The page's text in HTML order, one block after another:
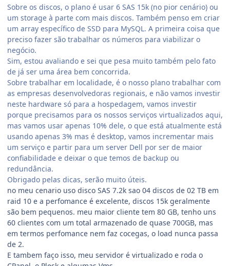
Sobre os discos, o plano é usar 6 SAS 15k (no pior cenário) ou
um storage à parte com mais discos. Também penso em criar
um array específico de SSD para MySQL. A primeira coisa que
preciso fazer são trabalhar os números para viabilizar o
negócio.
Sim, estou avaliando e sei que pesa muito também pelo fato
de já ser uma área bem concorrida.
Sobre trabalhar em localidade, é o nosso plano trabalhar com
as empresas desenvolvedoras regionais, e não vamos investir
neste hardware só para a hospedagem, vamos investir
porque precisamos para os nossos serviços virtualizados aqui,
mas vamos usar apenas 10% dele, o que está atualmente está
usando apenas 3% mas é desktop, vamos incrementar mais
um serviço e partir para um server Dell por ser de maior
confiabilidade e deixar o que temos de backup ou
redundância.
Obrigado pelas dicas, serão muito úteis.
no meu cenario uso disco SAS 7.2k sao 04 discos de 02 TB em
raid 10 e a perfomance é excelente, discos 15k geralmente
são bem pequenos. meu maior cliente tem 80 GB, tenho uns
60 clientes com um total armazenado de quase 700GB, mas
em termos perfomance nem faz cocegas, o load nunca passa
de 2.
E tambem faço isso, meu servidor é virtualizado e roda o